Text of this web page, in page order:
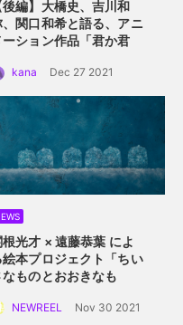
後編】大橋史、吉川和
、関口和希と語る、アニ
ーション作品「君か君
アニメーション的心理
kana Dec 27 2021
根光才 × 遠藤恭葉 によ
絵本プロジェクト「ちい
なものとおおきなも
にするプロジェクト始動
NEWREEL Nov 30 2021